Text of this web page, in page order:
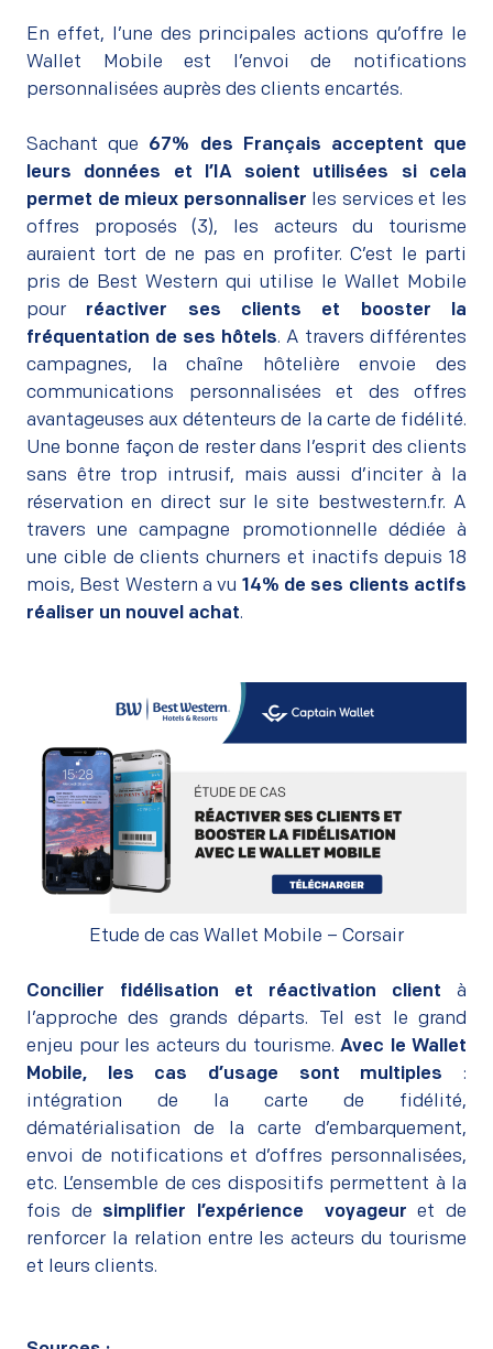
En effet, l’une des principales actions qu’offre le
Wallet Mobile est l’envoi de notifications
personnalisées auprès des clients encartés.
Sachant que 67% des Français acceptent que
leurs données et l’IA soient utilisées si cela
permet de mieux personnaliser les services et les
offres proposés (3), les acteurs du tourisme
auraient tort de ne pas en profiter. C’est le parti
pris de Best Western qui utilise le Wallet Mobile
pour réactiver ses clients et booster la
fréquentation de ses hôtels. A travers différentes
campagnes, la chaîne hôtelière envoie des
communications personnalisées et des offres
avantageuses aux détenteurs de la carte de fidélité.
Une bonne façon de rester dans l’esprit des clients
sans être trop intrusif, mais aussi d’inciter à la
réservation en direct sur le site bestwestern.fr. A
travers une campagne promotionnelle dédiée à
une cible de clients churners et inactifs depuis 18
mois, Best Western a vu 14% de ses clients actifs
réaliser un nouvel achat.
Etude de cas Wallet Mobile – Corsair
Concilier fidélisation et réactivation client à
l’approche des grands départs. Tel est le grand
enjeu pour les acteurs du tourisme. Avec le Wallet
Mobile, les cas d’usage sont multiples :
intégration de la carte de fidélité,
dématérialisation de la carte d’embarquement,
envoi de notifications et d’offres personnalisées,
etc. L’ensemble de ces dispositifs permettent à la
fois de simplifier l’expérience voyageur et de
renforcer la relation entre les acteurs du tourisme
et leurs clients.